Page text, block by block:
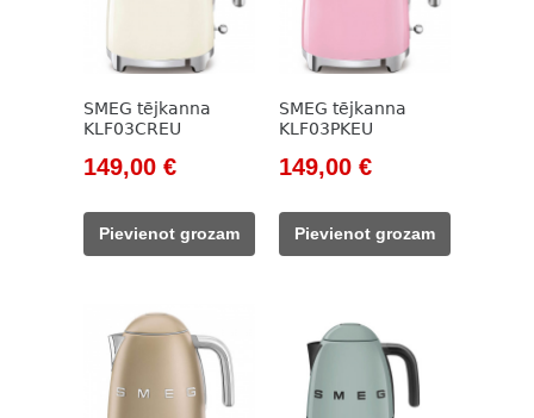
SMEG tējkanna
KLF03CREU
Original
was:
171,00 €.
149,00 €Current
149,00 €.
Pievienot grozam
SMEG tējkanna
KLF03PKEU
Original
was:
171,00 €.
149,00 €Current
149,00 €.
Pievienot grozam